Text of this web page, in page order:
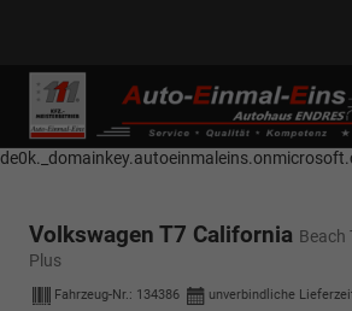
------------ Host Name : selector1._domainkey
selector1-aee-
Name : selector2._domainkey Points to
Volkswagen T7 California Beach
Plus
Fahrzeug-Nr.: 134386 unverbindliche